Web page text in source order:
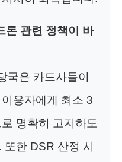
론 관련 정책이 바
국은 카드사들이
용자에게 최소 3
명확히 고지하도
또한 DSR 산정 시